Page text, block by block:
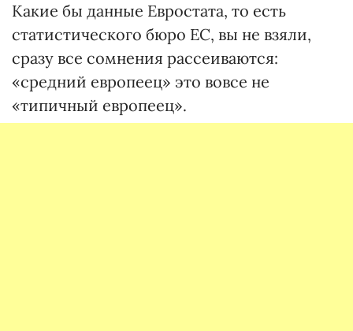
Какие бы данные Евростата, то есть
статистического бюро ЕС, вы не взяли,
сразу все сомнения рассеиваются:
«средний европеец» это вовсе не
«типичный европеец».